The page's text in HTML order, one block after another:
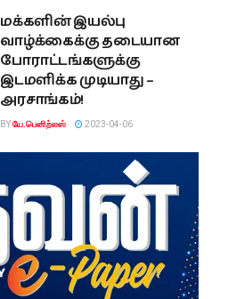
மக்களின் இயல்பு
வாழ்க்கைக்கு தடையான
போராட்டங்களுக்கு
இடமளிக்க முடியாது –
அரசாங்கம்!
BYயே.பெனிற்லஸ் 2023-04-06